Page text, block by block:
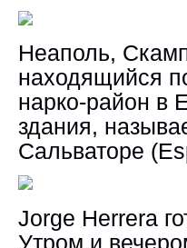
Неаполь,
находящийся
нарко-район в
здания,
Сальваторе
Jorge Herrera
Утром и